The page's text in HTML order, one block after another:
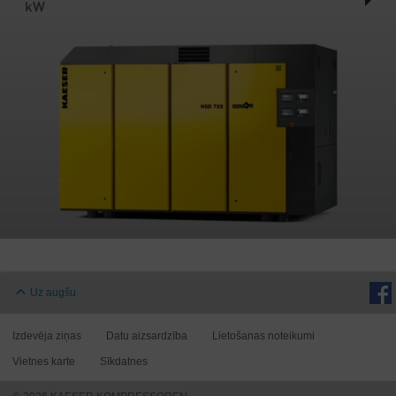
kW
Uz augšu
Izdevēja ziņas Datu aizsardzība Lietošanas noteikumi
Vietnes karte Sīkdatnes